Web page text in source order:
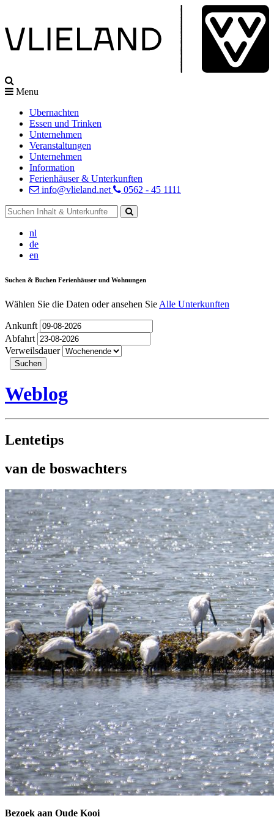
Menu
Ubernachten
Essen und Trinken
Unternehmen
Veranstaltungen
Unternehmen
Information
Ferienhäuser & Unterkunften
info@vlieland.net
0562 - 45 1111
nl
de
en
Suchen & Buchen Ferienhäuser und Wohnungen
Wählen Sie die Daten oder ansehen Sie Alle Unterkunften
Ankunft
Abfahrt
Verweilsdauer
Weblog
Lentetips
van de boswachters
Bezoek aan Oude Kooi